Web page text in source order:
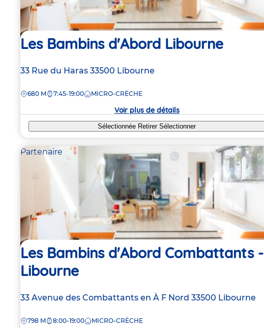
Les Bambins d'Abord Libourne
Adresse
la
33 Rue du Haras 33500 Libourne
DISTANCE
680 M 7:45-19:00 MICRO-CRÈCHE
Voir plus de détails
Sélectionnée RetirerSélectionner
Partenaire
Les Bambins d'Abord Combattants -
Libourne
Adresse
la
33 Avenue des Combattants en À F Nord 33500 Libourne
DISTANCE
798 M 8:00-19:00 MICRO-CRÈCHE